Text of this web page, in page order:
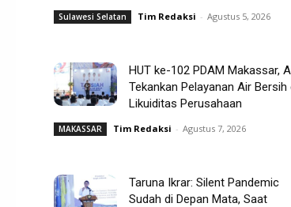
Sulawesi Selatan Tim Redaksi - Agustus 5, 2026
HUT ke-102 PDAM Makassar,
Tekankan Pelayanan Air Bersih
Likuiditas Perusahaan
MAKASSAR Tim Redaksi - Agustus 7, 2026
Taruna Ikrar: Silent Pandemic
Sudah di Depan Mata, Saat